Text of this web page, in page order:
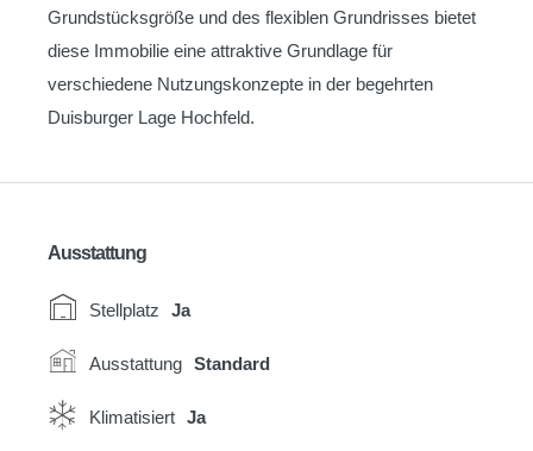
Grundstücksgröße und des flexiblen Grundrisses bietet
diese Immobilie eine attraktive Grundlage für
verschiedene Nutzungskonzepte in der begehrten
Duisburger Lage Hochfeld.
Ausstattung
Stellplatz Ja
Ausstattung Standard
Klimatisiert Ja